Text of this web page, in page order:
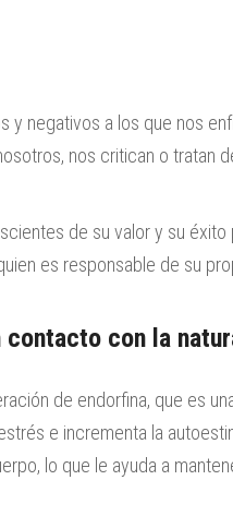
y negativos a los que nos
nos critican o tratan
de su valor y su
es responsable de su
con la
de endorfina, que es
e incrementa la
lo que le ayuda a